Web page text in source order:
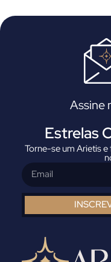
Assine
Estrelas
Torne-se um Arietis